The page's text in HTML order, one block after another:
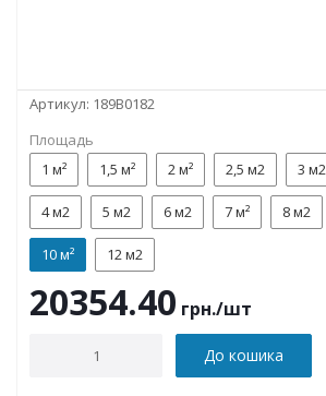
Артикул: 189B0182
Площадь
1 м²
1,5 м² 2 м² 2,5 м2 3 м2
4 м2 5 м2 6 м2 7 м² 8 м2
10 м² 12 м2
20354.40 грн./шт
До кошика